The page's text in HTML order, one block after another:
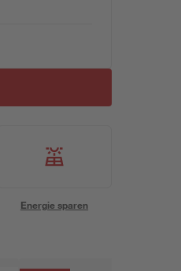
Energie sparen